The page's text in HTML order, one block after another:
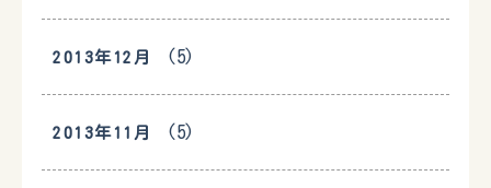
2013年12月 (5)
2013年11月 (5)